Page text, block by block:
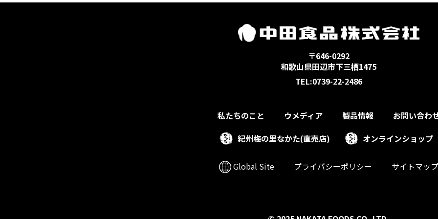
〒646-0292
和歌山県田辺市下三栖1475
TEL:0739-22-2486
私たちのこと ウメディア 製品情報
お問い合わ
紀州梅の里なかた(直売店)
オンラインショップ
Global Site プライバシーポリシー サイトマップ